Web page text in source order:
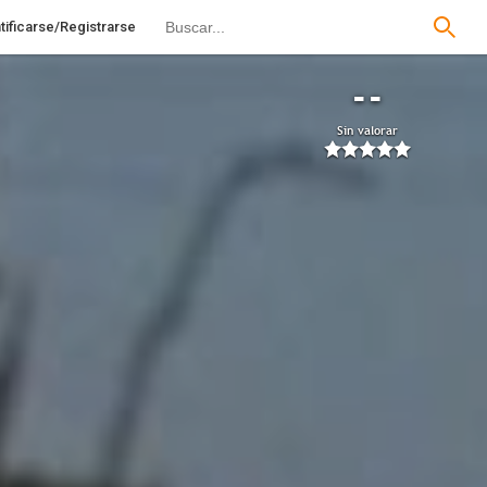
Registrarse
--
Sin valorar